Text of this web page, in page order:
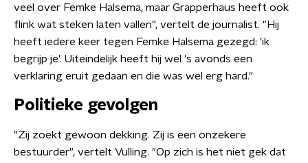
veel over Femke Halsema, maar Grapperhaus heeft ook
flink wat steken laten vallen", vertelt de journalist. "Hij
heeft iedere keer tegen Femke Halsema gezegd: 'ik
begrijp je'. Uiteindelijk heeft hij wel 's avonds een
verklaring eruit gedaan en die was wel erg hard."
Politieke gevolgen
"Zij zoekt gewoon dekking. Zij is een onzekere
bestuurder", vertelt Vulling. "Op zich is het niet gek dat